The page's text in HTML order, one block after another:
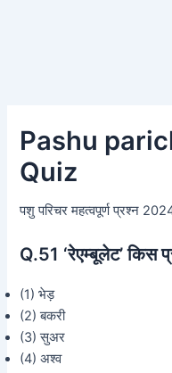
Pashu
Quiz
पशु परिचर महत्वपूर्ण प्रश्न
Q.51 ‘रेएम्बूलेट’ किस
(1) भेड़
(2) बकरी
(3) सुअर
(4) अश्व